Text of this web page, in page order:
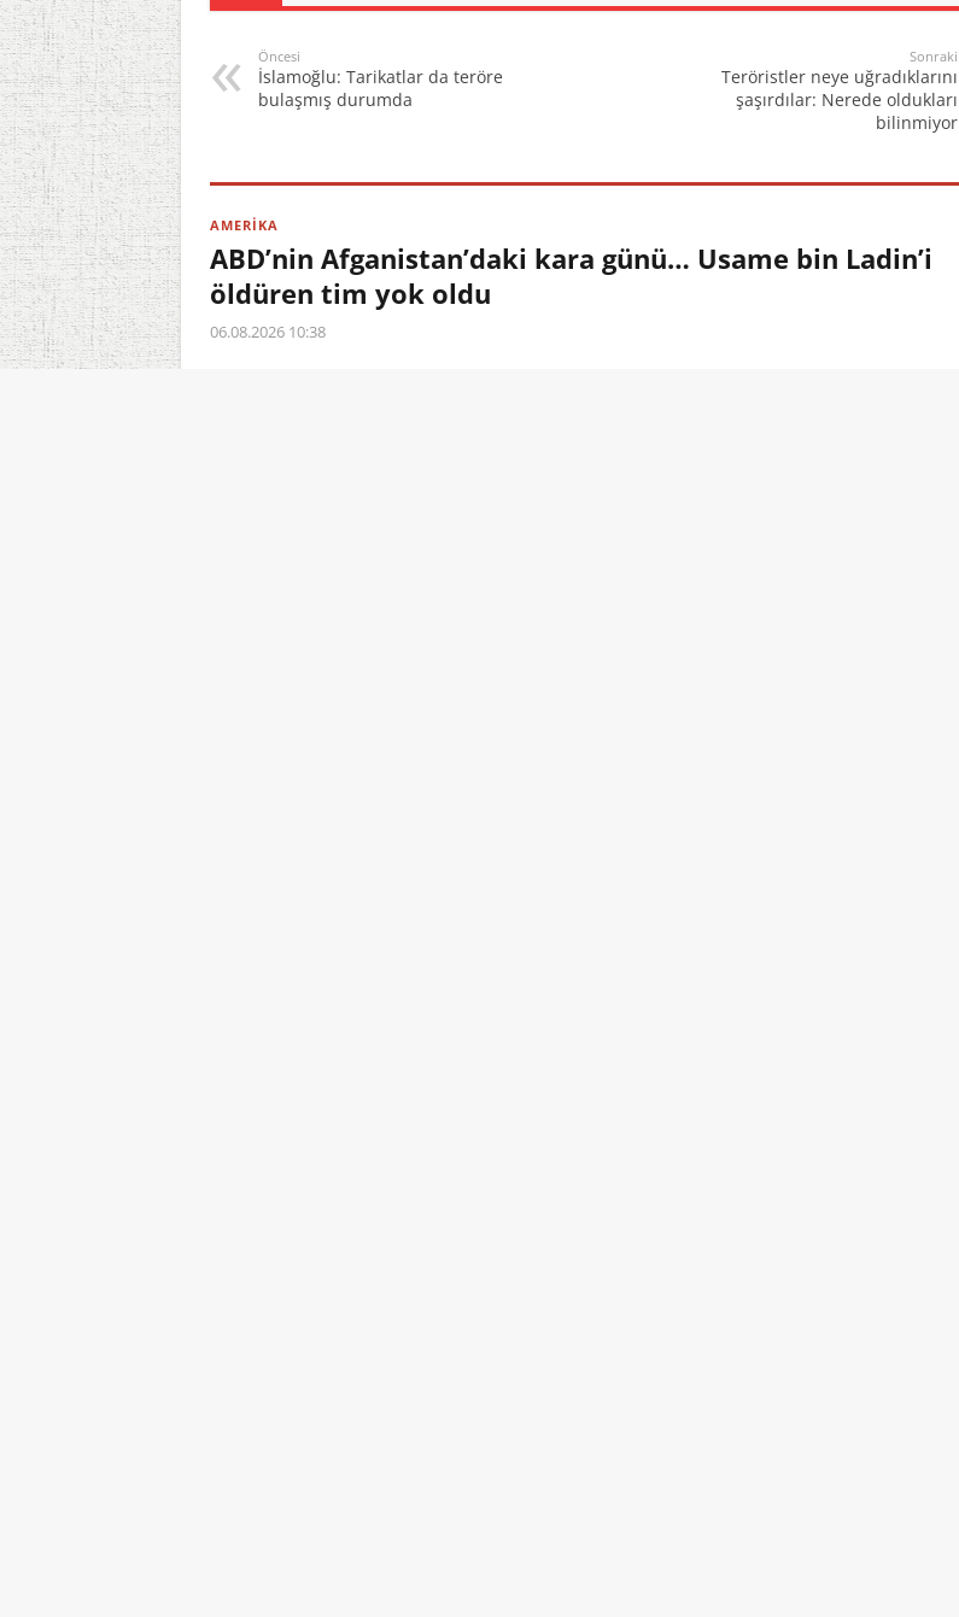
Öncesi
İslamoğlu: Tarikatlar da teröre
bulaşmış durumda
Sonraki
Teröristler neye uğradıklarını
şaşırdılar: Nerede oldukları
bilinmiyor
AMERİKA
ABD’nin Afganistan’daki kara günü… Usame bin Ladin’i
öldüren tim yok oldu
06.08.2026 10:38